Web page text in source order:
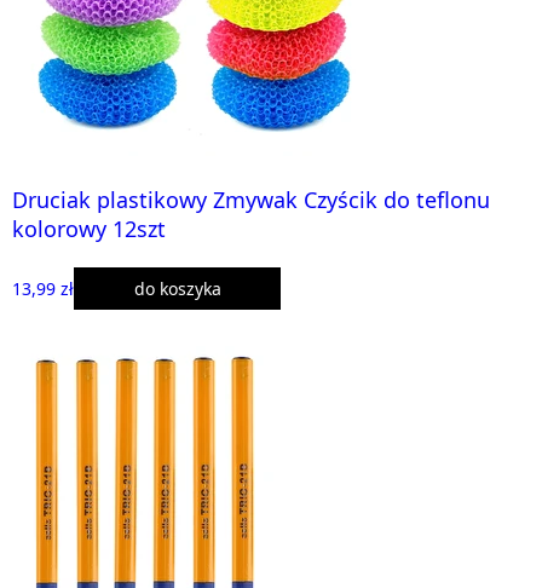
Druciak plastikowy Zmywak Czyścik do teflonu
kolorowy 12szt
13,99 zł do koszyka